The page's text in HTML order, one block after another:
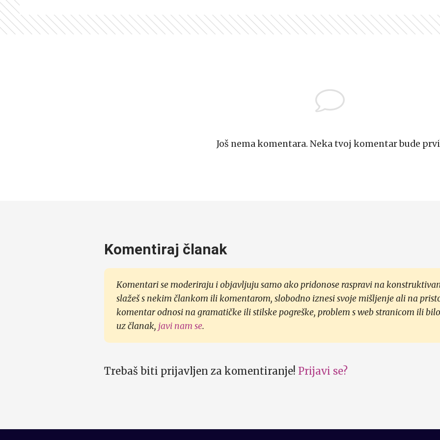
Još nema komentara. Neka tvoj komentar bude
Komentiraj članak
Komentari se moderiraju i objavljuju samo ako pridonose raspravi na
slažeš s nekim člankom ili komentarom, slobodno iznesi svoje mišljenje ali na
komentar odnosi na gramatičke ili stilske pogreške, problem s web stranicom ili
uz članak, javi nam se.
Trebaš biti prijavljen za komentiranje! Prijavi se?